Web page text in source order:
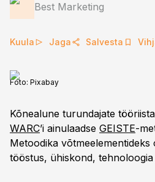
Best Marketing
Kuula Jaga Salvesta
Foto: Pixabay
Kõnealune turundajate
WARC’i ainulaadse GEISTE-
Metoodika võtmeelementideks
tööstus, ühiskond,